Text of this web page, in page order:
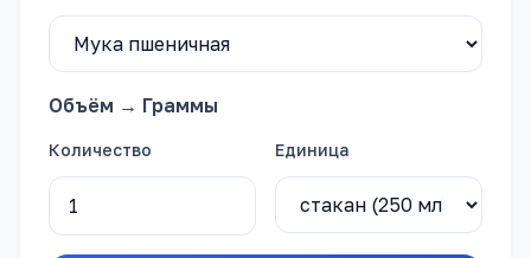
Объём → Граммы
Количество Единица